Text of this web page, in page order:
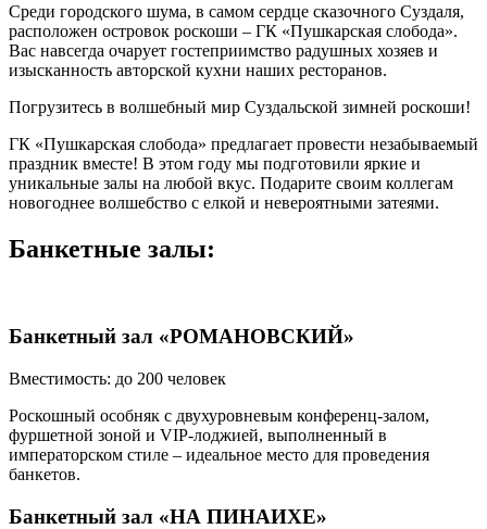
Среди городского шума, в самом сердце сказочного Суздаля,
расположен островок роскоши – ГК «Пушкарская слобода».
Вас навсегда очарует гостеприимство радушных хозяев и
изысканность авторской кухни наших ресторанов.
Погрузитесь в волшебный мир Суздальской зимней роскоши!
ГК «Пушкарская слобода» предлагает провести незабываемый
праздник вместе! В этом году мы подготовили яркие и
уникальные залы на любой вкус. Подарите своим коллегам
новогоднее волшебство с елкой и невероятными затеями.
Банкетные залы:
Банкетный зал «РОМАНОВСКИЙ»
Вместимость: до 200 человек
Роскошный особняк с двухуровневым конференц-залом,
фуршетной зоной и VIP-лоджией, выполненный в
императорском стиле – идеальное место для проведения
банкетов.
Банкетный зал «НА ПИНАИХЕ»